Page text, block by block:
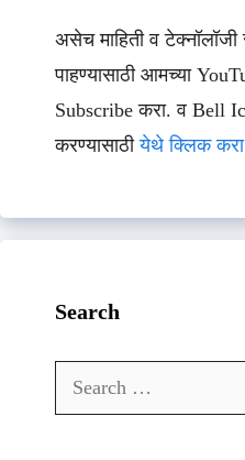
असेच माहिती व
पाहण्यासाठी आमच्या
Subscribe करा. व Bell
करण्यासाठीयेथे क्लिक करा
Search
Search
for: